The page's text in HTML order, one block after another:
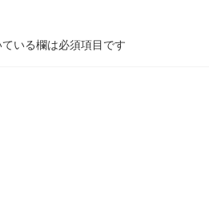
いる欄は必須項目です